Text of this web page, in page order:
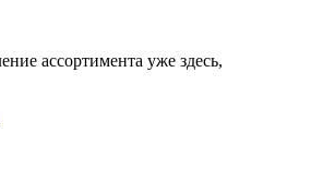
ассортимента уже здесь,